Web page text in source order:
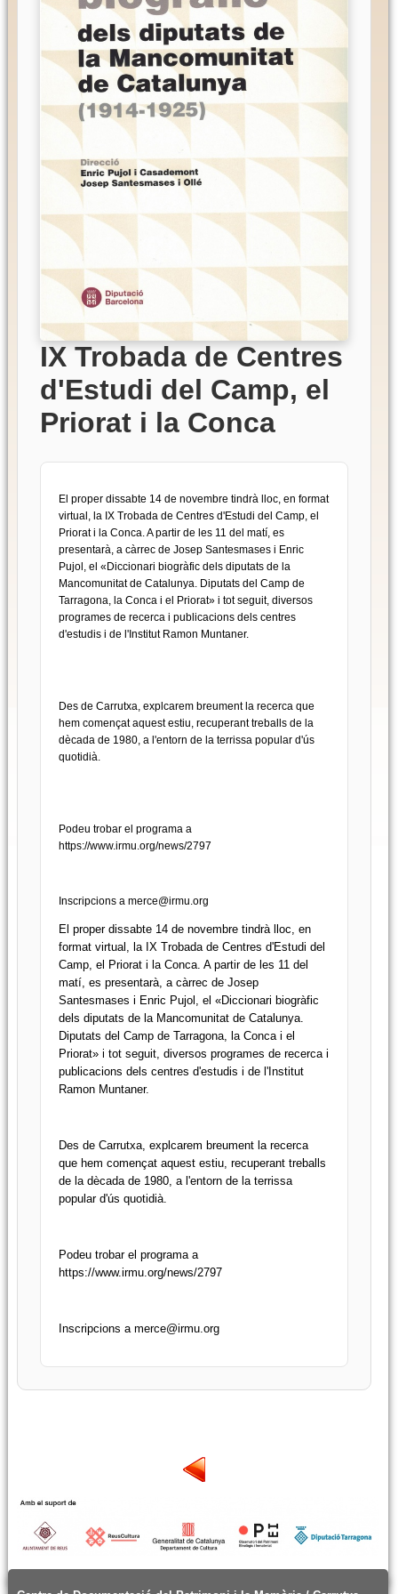
IX Trobada de Centres
d'Estudi del Camp, el
Priorat i la Conca
El proper dissabte 14 de novembre tindrà lloc, en format
virtual, la IX Trobada de Centres d'Estudi del Camp, el
Priorat i la Conca. A partir de les 11 del matí, es
presentarà, a càrrec de Josep Santesmases i Enric
Pujol, el «Diccionari biogràfic dels diputats de la
Mancomunitat de Catalunya. Diputats del Camp de
Tarragona, la Conca i el Priorat» i tot seguit, diversos
programes de recerca i publicacions dels centres
d'estudis i de l'Institut Ramon Muntaner.
Des de Carrutxa, explcarem breument la recerca que
hem començat aquest estiu, recuperant treballs de la
dècada de 1980, a l'entorn de la terrissa popular d'ús
quotidià.
Podeu trobar el programa a
https://www.irmu.org/news/2797
Inscripcions a merce@irmu.org
El proper dissabte 14 de novembre tindrà lloc, en
format virtual, la IX Trobada de Centres d'Estudi del
Camp, el Priorat i la Conca. A partir de les 11 del
matí, es presentarà, a càrrec de Josep
Santesmases i Enric Pujol, el «Diccionari biogràfic
dels diputats de la Mancomunitat de Catalunya.
Diputats del Camp de Tarragona, la Conca i el
Priorat» i tot seguit, diversos programes de recerca i
publicacions dels centres d'estudis i de l'Institut
Ramon Muntaner.
Des de Carrutxa, explcarem breument la recerca
que hem començat aquest estiu, recuperant treballs
de la dècada de 1980, a l'entorn de la terrissa
popular d'ús quotidià.
Podeu trobar el programa a
https://www.irmu.org/news/2797
Inscripcions a merce@irmu.org